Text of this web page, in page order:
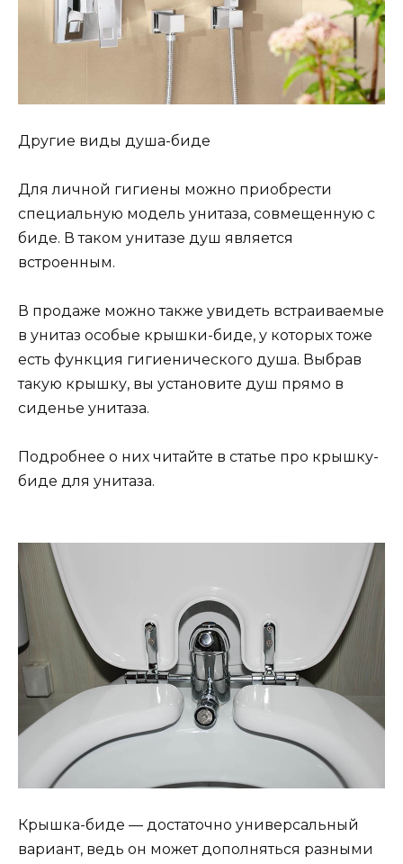
Другие виды душа-биде
Для личной гигиены можно приобрести
специальную модель унитаза, совмещенную с
биде. В таком унитазе душ является
встроенным.
В продаже можно также увидеть встраиваемые
в унитаз особые крышки-биде, у которых тоже
есть функция гигиенического душа. Выбрав
такую крышку, вы установите душ прямо в
сиденье унитаза.
Подробнее о них читайте в статье про крышку-
биде для унитаза.
Крышка-биде — достаточно универсальный
вариант, ведь он может дополняться разными